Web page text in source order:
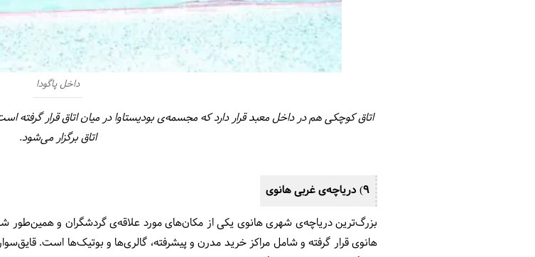
داخل پاگودا
اتاق کوچکی هم در داخل معبد قرار دارد که مجسمه‌ی بودیستاوا در میان اتاق قرار گرفته
اتاق برگزار می‌شود.
9) دریاچه‌ی غربی هانوی
بزرگ‌ترین دریاچه‌ی شهری هانوی یکی از مکان‌های مورد علاقه‌ی گردشگران و همین‌طور
هانوی قرار گرفته و شامل مراکز خرید مدرن و پیشرفته، گالری‌ها و بوتیک‌ها است.